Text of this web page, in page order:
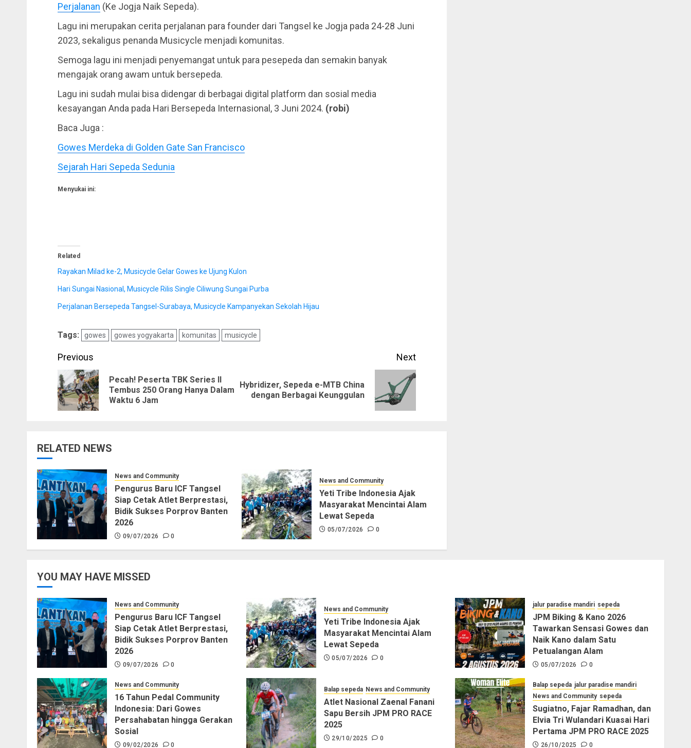
Perjalanan (Ke Jogja Naik Sepeda).
Lagu ini merupakan cerita perjalanan para founder dari Tangsel ke Jogja pada 24-28 Juni
2023, sekaligus penanda Musicycle menjadi komunitas.
Semoga lagu ini menjadi penyemangat untuk para pesepeda dan semakin banyak
mengajak orang awam untuk bersepeda.
Lagu ini sudah mulai bisa didengar di berbagai digital platform dan sosial media
kesayangan Anda pada Hari Bersepeda Internasional, 3 Juni 2024. (robi)
Baca Juga :
Gowes Merdeka di Golden Gate San Francisco
Sejarah Hari Sepeda Sedunia
Menyukai ini:
Related
Rayakan Milad ke-2, Musicycle Gelar Gowes ke Ujung Kulon
Hari Sungai Nasional, Musicycle Rilis Single Ciliwung Sungai Purba
Perjalanan Bersepeda Tangsel-Surabaya, Musicycle Kampanyekan Sekolah Hijau
Tags: gowes gowes yogyakarta komunitas musicycle
Post
navigation
Previous
Previous
post:
Pecah! Peserta TBK Series II
Tembus 250 Orang Hanya Dalam
Waktu 6 Jam
Next
Next
post:
Hybridizer, Sepeda e-MTB China
dengan Berbagai Keunggulan
RELATED NEWS
News and Community
Pengurus Baru ICF Tangsel
Siap Cetak Atlet Berprestasi,
Bidik Sukses Porprov Banten
2026
09/07/2026 0
News and Community
Yeti Tribe Indonesia Ajak
Masyarakat Mencintai Alam
Lewat Sepeda
05/07/2026 0
YOU MAY HAVE MISSED
News and Community
Pengurus Baru ICF Tangsel
Siap Cetak Atlet Berprestasi,
Bidik Sukses Porprov Banten
2026
09/07/2026 0
News and Community
Yeti Tribe Indonesia Ajak
Masyarakat Mencintai Alam
Lewat Sepeda
05/07/2026 0
jalur paradise mandiri sepeda
JPM Biking & Kano 2026
Tawarkan Sensasi Gowes dan
Naik Kano dalam Satu
Petualangan Alam
05/07/2026 0
News and Community
16 Tahun Pedal Community
Indonesia: Dari Gowes
Persahabatan hingga Gerakan
Sosial
09/02/2026 0
Balap sepeda News and Community
Atlet Nasional Zaenal Fanani
Sapu Bersih JPM PRO RACE
2025
29/10/2025 0
Balap sepeda jalur paradise mandiri
News and Community sepeda
Sugiatno, Fajar Ramadhan, dan
Elvia Tri Wulandari Kuasai Hari
Pertama JPM PRO RACE 2025
26/10/2025 0